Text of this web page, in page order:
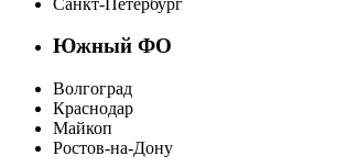
Южный ФО
Волгоград
Краснодар
Майкоп
Ростов-на-Дону